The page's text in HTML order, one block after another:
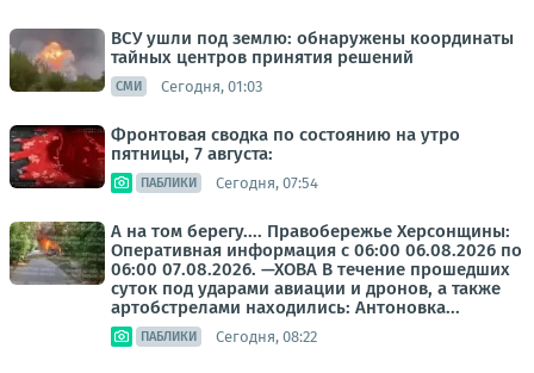
ВСУ ушли под землю: обнаружены координаты
тайных центров принятия решений
СМИ Сегодня, 01:03
Фронтовая сводка по состоянию на утро
пятницы, 7 августа:
ПАБЛИКИ Сегодня, 07:54
А на том берегу.... Правобережье Херсонщины:
Оперативная информация с 06:00 06.08.2026 по
06:00 07.08.2026. —ХОВА В течение прошедших
суток под ударами авиации и дронов, а также
артобстрелами находились: Антоновка...
ПАБЛИКИ Сегодня, 08:22